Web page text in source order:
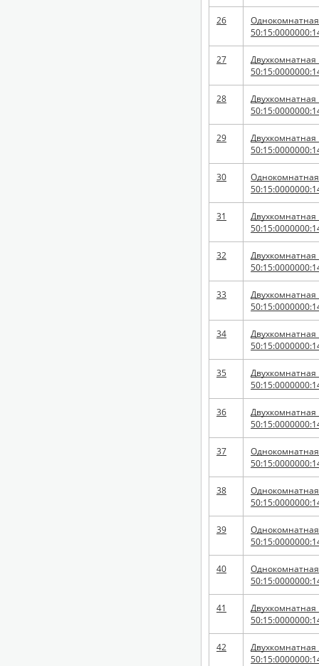
26
27
28
29
30
31
32
33
34
35
36
37
38
39
40
41
42